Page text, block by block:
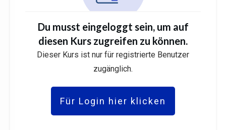
Du musst eingeloggt sein, um auf
diesen Kurs zugreifen zu können.
Dieser Kurs ist nur für registrierte Benutzer
zugänglich.
Für Login hier klicken